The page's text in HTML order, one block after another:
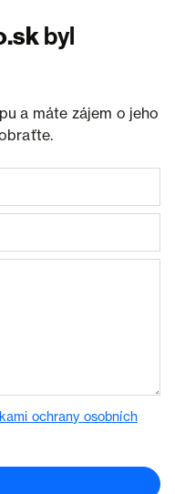
byl
a máte zájem o jeho
ochrany osobních